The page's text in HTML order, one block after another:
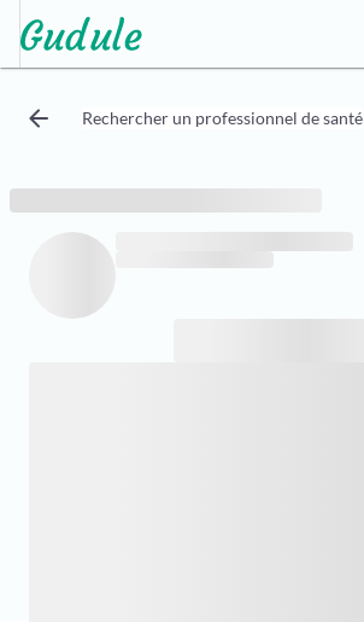
arrow_back Rechercher un professionnel de santé